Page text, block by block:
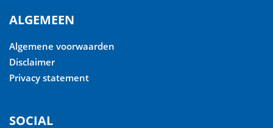
ALGEMEEN
Algemene voorwaarden
Disclaimer
Privacy statement
SOCIAL